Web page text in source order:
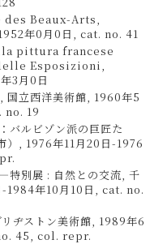
Beaux-Arts,
年0月0日, cat. no. 41
pittura francese
Esposizioni,
3月0日
国立西洋美術館, 1960年5
no. 19
バルビゾン派の巨匠た
）, 1976年11月20日-1976
特別展 : 自然との交流, 千
1984年10月10日, cat. no.
ヂストン美術館, 1989年6
45, col. repr.